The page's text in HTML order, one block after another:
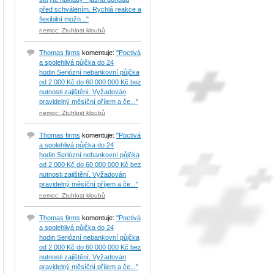
před schválením. Rychlá reakce a
flexibilní možn..."
nemoc: Ztuhlost kloubů
Thomas firms komentuje: "Poctivá
a spolehlivá půjčka do 24
hodin.Seriózní nebankovní půjčka
od 2 000 Kč do 60 000 000 Kč bez
nutnosti zajištění. Vyžadován
pravidelný měsíční příjem a če..."
nemoc: Ztuhlost kloubů
Thomas firms komentuje: "Poctivá
a spolehlivá půjčka do 24
hodin.Seriózní nebankovní půjčka
od 2 000 Kč do 60 000 000 Kč bez
nutnosti zajištění. Vyžadován
pravidelný měsíční příjem a če..."
nemoc: Ztuhlost kloubů
Thomas firms komentuje: "Poctivá
a spolehlivá půjčka do 24
hodin.Seriózní nebankovní půjčka
od 2 000 Kč do 60 000 000 Kč bez
nutnosti zajištění. Vyžadován
pravidelný měsíční příjem a če..."